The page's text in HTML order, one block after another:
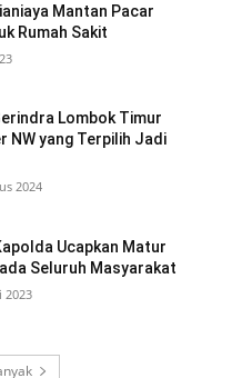
Mantan Pacar
Rumah Sakit
Lombok Timur
NW yang Terpilih Jadi
2024
Ucapkan Matur
Seluruh Masyarakat
2023